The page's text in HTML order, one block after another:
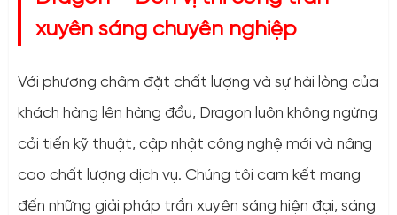
xuyên sáng chuyên nghiệp
Với phương châm đặt chất lượng và sự hài lòng của
khách hàng lên hàng đầu, Dragon luôn không ngừng
cải tiến kỹ thuật, cập nhật công nghệ mới và nâng
cao chất lượng dịch vụ. Chúng tôi cam kết mang
đến những giải pháp trần xuyên sáng hiện đại, sáng